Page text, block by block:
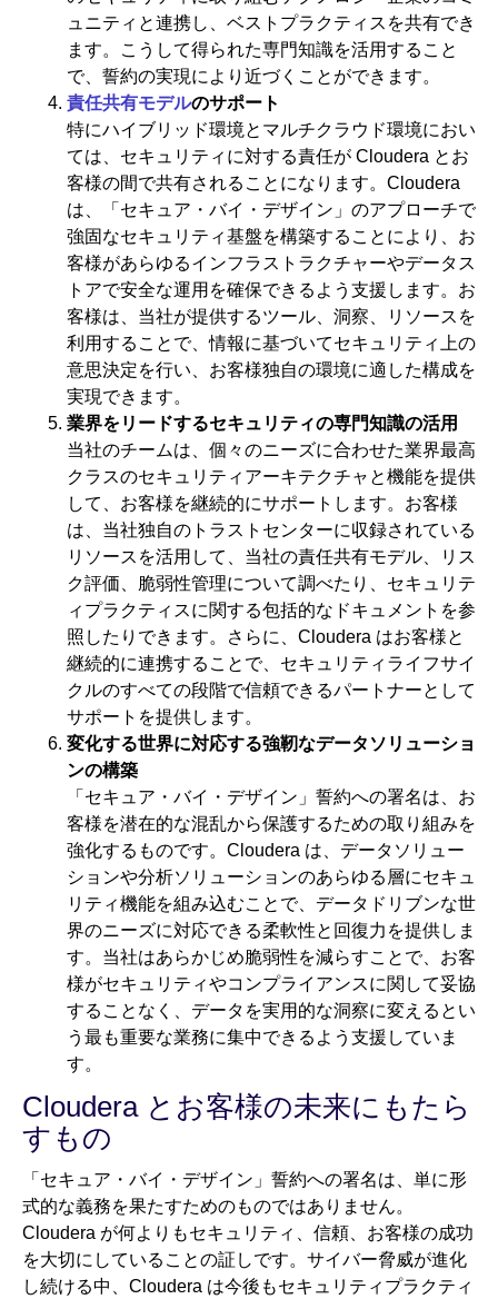
ュニティと連携し、ベストプラクティスを共有でき
ます。こうして得られた専門知識を活用すること
で、誓約の実現により近づくことができます。
責任共有モデルのサポート
特にハイブリッド環境とマルチクラウド環境におい
ては、セキュリティに対する責任が Cloudera とお
客様の間で共有されることになります。Cloudera
は、「セキュア・バイ・デザイン」のアプローチで
強固なセキュリティ基盤を構築することにより、お
客様があらゆるインフラストラクチャーやデータス
トアで安全な運用を確保できるよう支援します。お
客様は、当社が提供するツール、洞察、リソースを
利用することで、情報に基づいてセキュリティ上の
意思決定を行い、お客様独自の環境に適した構成を
実現できます。
業界をリードするセキュリティの専門知識の活用
当社のチームは、個々のニーズに合わせた業界最高
クラスのセキュリティアーキテクチャと機能を提供
して、お客様を継続的にサポートします。お客様
は、当社独自のトラストセンターに収録されている
リソースを活用して、当社の責任共有モデル、リス
ク評価、脆弱性管理について調べたり、セキュリテ
ィプラクティスに関する包括的なドキュメントを参
照したりできます。さらに、Cloudera はお客様と
継続的に連携することで、セキュリティライフサイ
クルのすべての段階で信頼できるパートナーとして
サポートを提供します。
変化する世界に対応する強靭なデータソリューショ
ンの構築
「セキュア・バイ・デザイン」誓約への署名は、お
客様を潜在的な混乱から保護するための取り組みを
強化するものです。Cloudera は、データソリュー
ションや分析ソリューションのあらゆる層にセキュ
リティ機能を組み込むことで、データドリブンな世
界のニーズに対応できる柔軟性と回復力を提供しま
す。当社はあらかじめ脆弱性を減らすことで、お客
様がセキュリティやコンプライアンスに関して妥協
することなく、データを実用的な洞察に変えるとい
う最も重要な業務に集中できるよう支援していま
す。
Cloudera とお客様の未来にもたら
すもの
「セキュア・バイ・デザイン」誓約への署名は、単に形
式的な義務を果たすためのものではありません。
Cloudera が何よりもセキュリティ、信頼、お客様の成功
を大切にしていることの証しです。サイバー脅威が進化
し続ける中、Cloudera は今後もセキュリティプラクティ